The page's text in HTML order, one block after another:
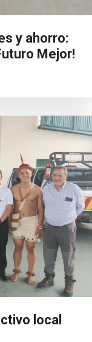
y ahorro:
Mejor!
local